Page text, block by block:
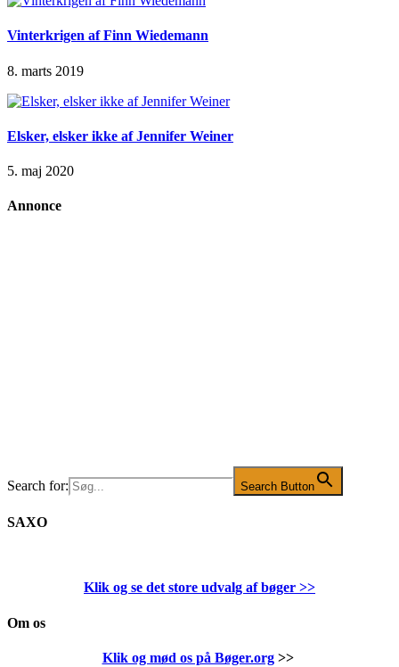
Vinterkrigen af Finn Wiedemann
8. marts 2019
Elsker, elsker ikke af Jennifer Weiner
5. maj 2020
Annonce
Search for: Search Button
SAXO
Klik og se det store udvalg af bøger >>
Om os
Klik og mød os på Bøger.org>>